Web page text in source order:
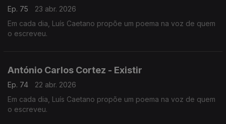
Ep. 75
23 abr. 2026
Em cada dia, Luís Caetano propõe um poema na voz de quem
o escreveu.
António Carlos Cortez - Existir
Ep. 74
22 abr. 2026
Em cada dia, Luís Caetano propõe um poema na voz de quem
o escreveu.